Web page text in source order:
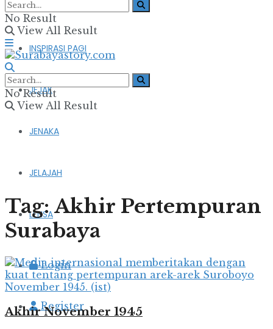
FIKSI & PUISI
INSPIRASI PAGI
JEJAK
JENAKA
JELAJAH
LENSA
Login
Register
No Result
View All Result
No Result
View All Result
Tag:Akhir Pertempuran
Surabaya
Akhir November 1945